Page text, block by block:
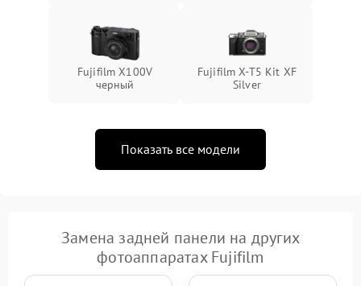
Fujifilm X100V
черный
Fujifilm X-T5 Kit XF
Silver
Показать все модели
Замена задней панели на других
фотоаппаратах Fujifilm